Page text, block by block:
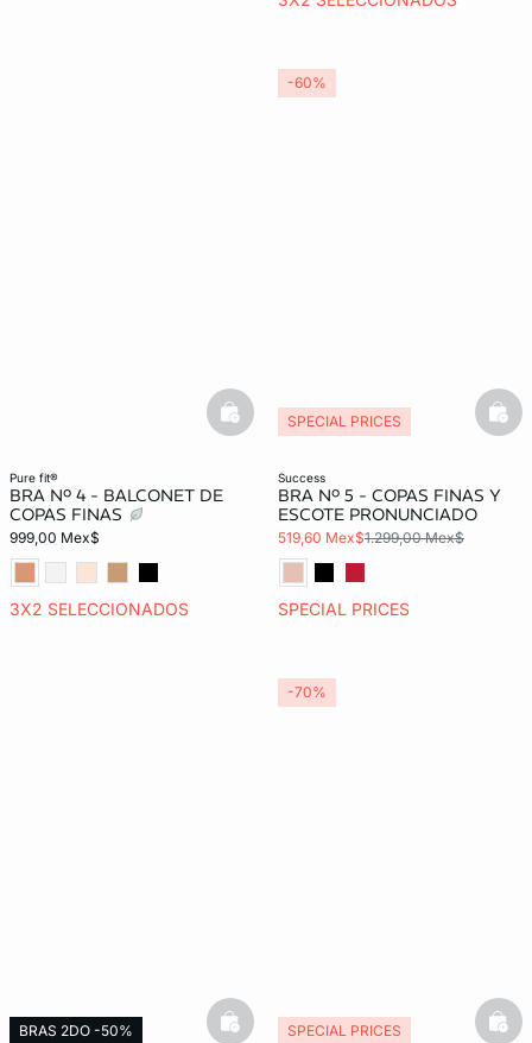
pure fit®
BRA Nº 4 - BALCONET DE
COPAS FINAS
999,00 Mex$
3X2 SELECCIONADOS
basketfull
success
BRA Nº 5 - COPAS FINAS Y
ESCOTE PRONUNCIADO
519,60 Mex$1.299,00 Mex$
SPECIAL PRICES
SPECIAL PRICES
-60%
BRAS 2DO -50% basketfullSPECIAL PRICES
-70%